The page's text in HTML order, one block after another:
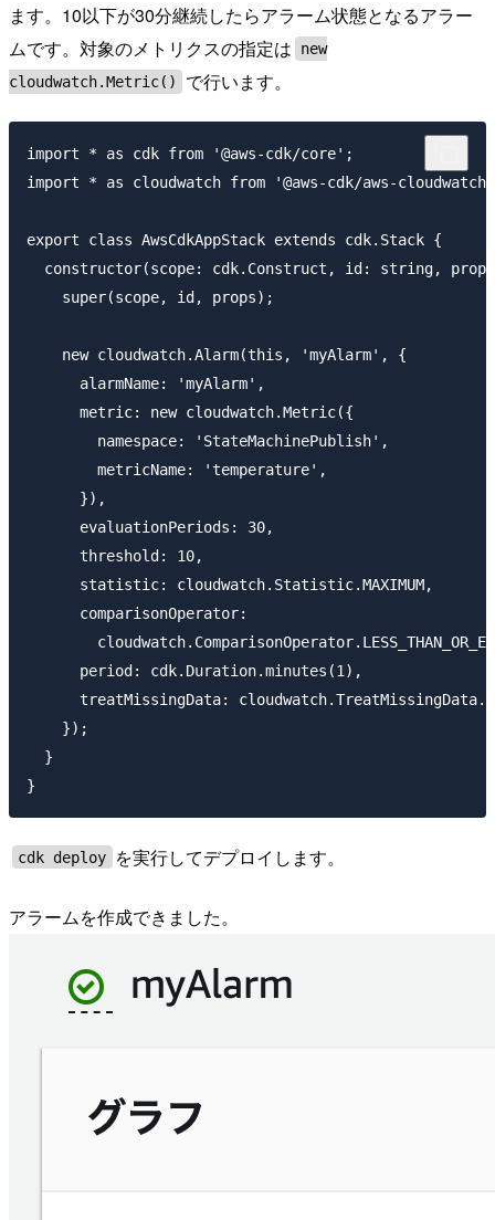
ます。10以下が30分継続したらアラーム状態となるアラー
ムです。対象のメトリクスの指定は
new
cloudwatch.Metric()
で行います。
import * as cdk from '@aws-cdk/core';
import * as cloudwatch from '@aws-cdk/aws-
export class AwsCdkAppStack extends cdk.Stack {
constructor(scope: cdk.Construct, id: string,
    super(scope, id, props);
    new cloudwatch.Alarm(this, 'myAlarm', {
      alarmName: 'myAlarm',
      metric: new cloudwatch.Metric({
        namespace: 'StateMachinePublish',
        metricName: 'temperature',
      }),
      evaluationPeriods: 30,
      threshold: 10,
      statistic: cloudwatch.Statistic.MAXIMUM,
      comparisonOperator:
      period: cdk.Duration.minutes(1),
treatMissingData:
    });
  }
cdk deploy を実行してデプロイします。
アラームを作成できました。